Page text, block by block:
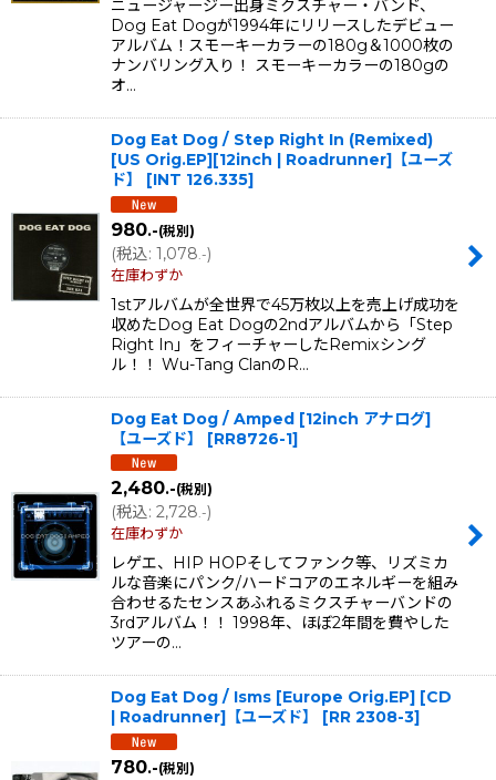
ニュージャージー出身ミクスチャー・バンド、
Dog Eat Dogが1994年にリリースしたデビュー
アルバム！スモーキーカラーの180g＆1000枚の
ナンバリング入り！ スモーキーカラーの180gの
オ…
Dog Eat Dog / Step Right In (Remixed)
[US Orig.EP][12inch | Roadrunner]【ユーズ
ド】
[INT 126.335]
980.-(税別)
(税込: 1,078 .-)
在庫わずか
1stアルバムが全世界で45万枚以上を売上げ成功を
収めたDog Eat Dogの2ndアルバムから「Step
Right In」をフィーチャーしたRemixシング
ル！！ Wu-Tang ClanのR…
Dog Eat Dog / Amped [12inch アナログ]
【ユーズド】
[RR8726-1]
2,480.-(税別)
(税込: 2,728.-)
在庫わずか
レゲエ、HIP HOPそしてファンク等、リズミカ
ルな音楽にパンク/ハードコアのエネルギーを組み
合わせるたセンスあふれるミクスチャーバンドの
3rdアルバム！！ 1998年、ほぼ2年間を費やした
ツアーの…
Dog Eat Dog / Isms [Europe Orig.EP] [CD
| Roadrunner]【ユーズド】
[RR 2308-3]
780.-(税別)